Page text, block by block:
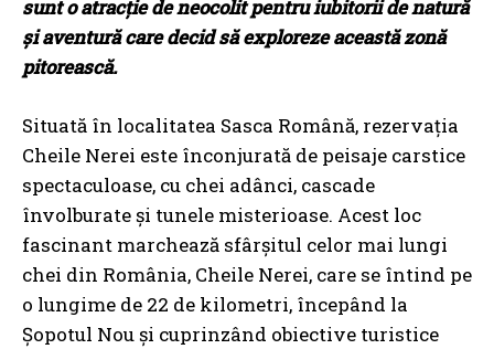
sunt o atracție de neocolit pentru iubitorii de natură
și aventură care decid să exploreze această zonă
pitorească.
Situată în localitatea Sasca Română, rezervația
Cheile Nerei este înconjurată de peisaje carstice
spectaculoase, cu chei adânci, cascade
învolburate și tunele misterioase. Acest loc
fascinant marchează sfârșitul celor mai lungi
chei din România, Cheile Nerei, care se întind pe
o lungime de 22 de kilometri, începând la
Șopotul Nou și cuprinzând obiective turistice